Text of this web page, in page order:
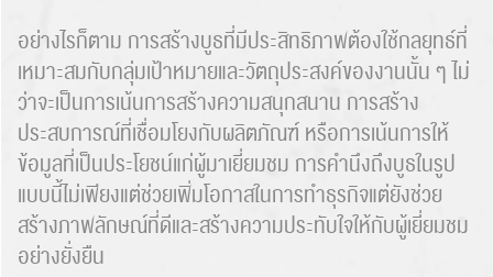
อย่างไรก็ตาม การสร้างบูธที่มีประสิทธิภาพต้องใช้กลยุทธ์ที่
เหมาะสมกับกลุ่มเป้าหมายและวัตถุประสงค์ของงานนั้น ๆ ไม่
ว่าจะเป็นการเน้นการสร้างความสนุกสนาน การสร้าง
ประสบการณ์ที่เชื่อมโยงกับผลิตภัณฑ์ หรือการเน้นการให้
ข้อมูลที่เป็นประโยชน์แก่ผู้มาเยี่ยมชม การคำนึงถึงบูธในรูป
แบบนี้ไม่เพียงแต่ช่วยเพิ่มโอกาสในการทำธุรกิจแต่ยังช่วย
สร้างภาพลักษณ์ที่ดีและสร้างความประทับใจให้กับผู้เยี่ยมชม
อย่างยั่งยืน